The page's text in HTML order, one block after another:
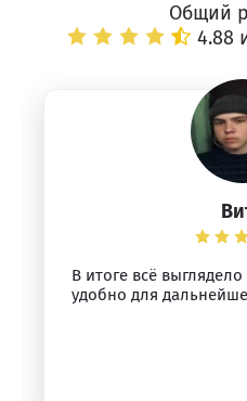
Общий
4.88
В итоге всё
удобно для